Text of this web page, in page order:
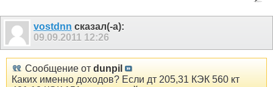
vostdnn сказал(-а):
09.09.2011 12:26
Сообщение от dunpil
Каких именно доходов? Если дт 205,31 КЭК 560 кт